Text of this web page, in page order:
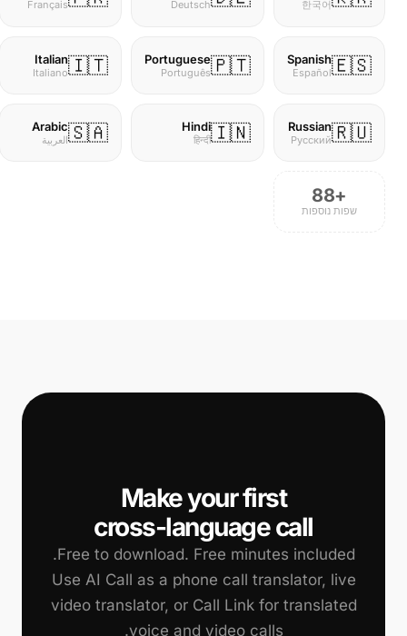
한국어
Deutsch
Français
🇪🇸
Spanish
Español
🇵🇹
Portuguese
Português
🇮🇹
Italian
Italiano
🇷🇺
Russian
Русский
🇮🇳
Hindi
हिन्दी
🇸🇦
Arabic
العربية
+88
שפות נוספות
cross-language call
Use AI Call as a phone call translator, live
video translator, or Call Link for translated
voice and video calls.